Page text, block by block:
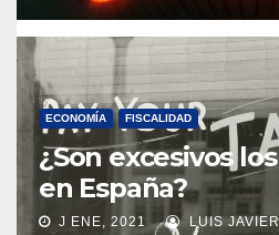
ECONOMÍA FISCALIDAD
¿Son excesivos
en España?
J ENE, 2021 LUIS